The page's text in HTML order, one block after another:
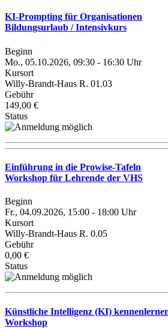
KI-Prompting für Organisationen
Bildungsurlaub / Intensivkurs
Beginn
Mo., 05.10.2026, 09:30 - 16:30 Uhr
Kursort
Willy-Brandt-Haus R. 01.03
Gebühr
149,00 €
Status
Einführung in die Prowise-Tafeln
Workshop für Lehrende der VHS
Beginn
Fr., 04.09.2026, 15:00 - 18:00 Uhr
Kursort
Willy-Brandt-Haus R. 0.05
Gebühr
0,00 €
Status
Künstliche Intelligenz (KI)
Workshop